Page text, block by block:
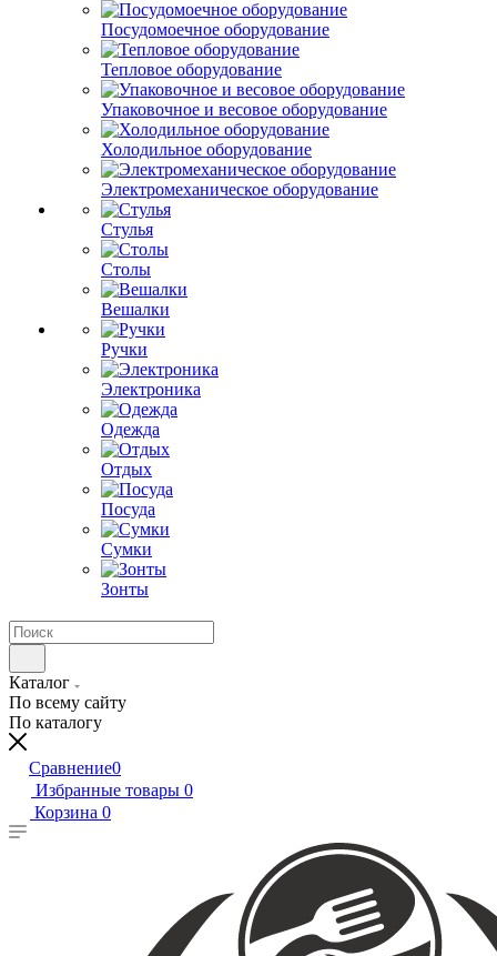
Посудомоечное оборудование
Тепловое оборудование
Упаковочное и весовое оборудование
Холодильное оборудование
Электромеханическое оборудование
Стулья
Столы
Вешалки
Ручки
Электроника
Одежда
Отдых
Посуда
Сумки
Зонты
Каталог
По всему сайту
По каталогу
Сравнение0
Избранные товары 0
Корзина 0